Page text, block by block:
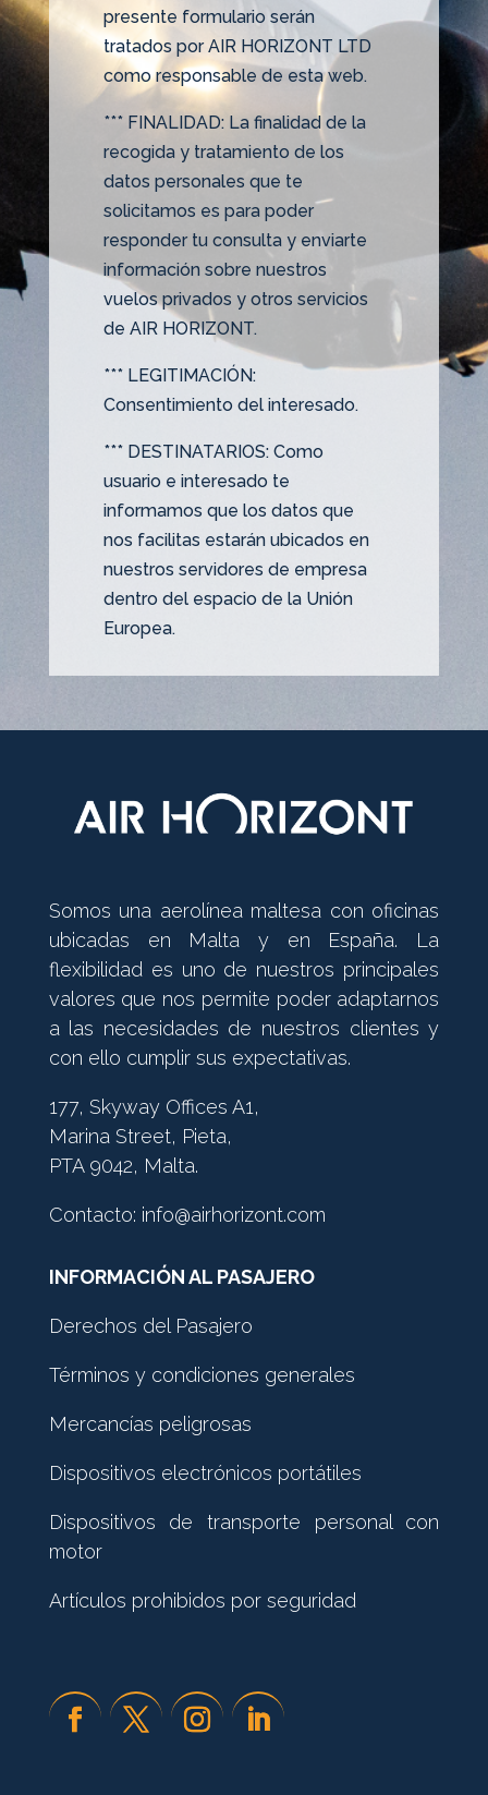
presente formulario serán
tratados por AIR HORIZONT LTD
como responsable de esta web.
*** FINALIDAD: La finalidad de la
recogida y tratamiento de los
datos personales que te
solicitamos es para poder
responder tu consulta y enviarte
información sobre nuestros
vuelos privados y otros servicios
de AIR HORIZONT.
*** LEGITIMACIÓN:
Consentimiento del interesado.
*** DESTINATARIOS: Como
usuario e interesado te
informamos que los datos que
nos facilitas estarán ubicados en
nuestros servidores de empresa
dentro del espacio de la Unión
Europea.
Somos una aerolínea maltesa con oficinas
ubicadas en Malta y en España. La
flexibilidad es uno de nuestros principales
valores que nos permite poder adaptarnos
a las necesidades de nuestros clientes y
con ello cumplir sus expectativas.
177, Skyway Offices A1,
Marina Street, Pieta,
PTA 9042, Malta.
Contacto: info@airhorizont.com
INFORMACIÓN AL PASAJERO
Derechos del Pasajero
Términos y condiciones generales
Mercancías peligrosas
Dispositivos electrónicos portátiles
Dispositivos de transporte personal con
motor
Artículos prohibidos por seguridad